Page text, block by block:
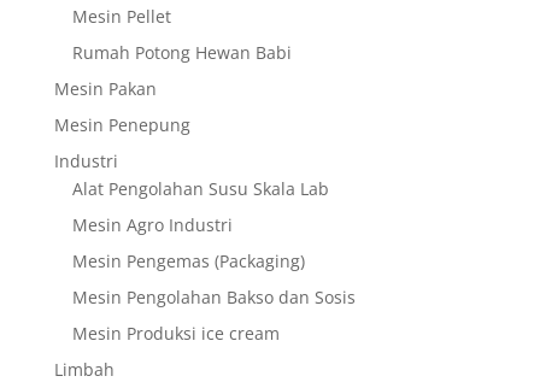
Mesin Pellet
Rumah Potong Hewan Babi
Mesin Pakan
Mesin Penepung
Industri
Alat Pengolahan Susu Skala Lab
Mesin Agro Industri
Mesin Pengemas (Packaging)
Mesin Pengolahan Bakso dan Sosis
Mesin Produksi ice cream
Limbah